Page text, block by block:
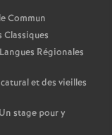
Commun
Classiques
Régionales
et des vieilles
stage pour y